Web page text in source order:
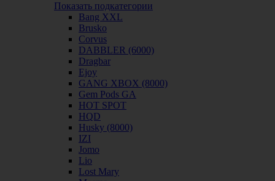
Показать подкатегории
Bang XXL
Brusko
Corvus
DABBLER (6000)
Dragbar
Ejoy
GANG XBOX (8000)
Gem Pods GA
HOT SPOT
HQD
Husky (8000)
IZI
Jomo
Lio
Lost Mary